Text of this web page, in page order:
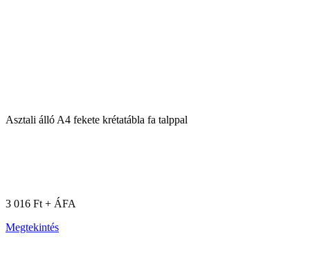
Asztali álló A4 fekete krétatábla fa talppal
3 016 Ft + ÁFA
Megtekintés